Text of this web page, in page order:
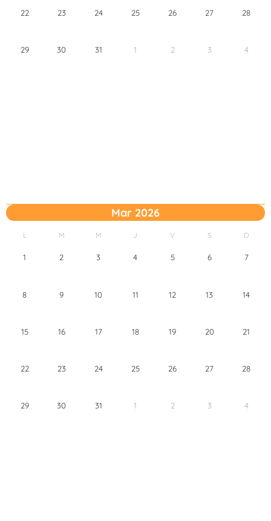
22 23 24 25 26 27 28
29 30 31 1 2 3 4
Mar 2026
L M M J V S D
1 2 3 4 5 6 7
8 9 10 11 12 13 14
15 16 17 18 19 20 21
22 23 24 25 26 27 28
29 30 31 1 2 3 4